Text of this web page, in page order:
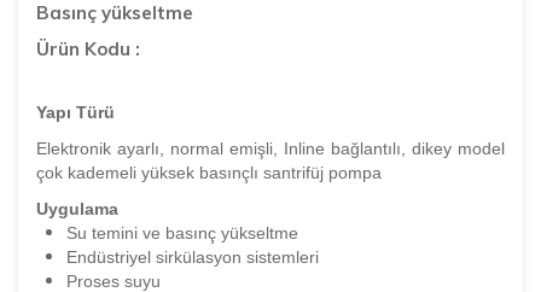
Basınç yükseltme
Ürün Kodu :
Yapı Türü
Elektronik ayarlı, normal emişli, Inline bağlantılı, dikey model
çok kademeli yüksek basınçlı santrifüj pompa
Uygulama
Su temini ve basınç yükseltme
Endüstriyel sirkülasyon sistemleri
Proses suyu